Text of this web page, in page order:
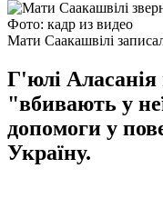
Фото: кадр из видео
Мати Саакашвілі
Г'юлі Аласанія
"вбивають у
допомоги у
Україну.